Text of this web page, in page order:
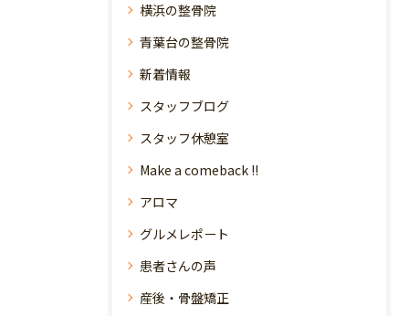
横浜の整骨院
青葉台の整骨院
新着情報
スタッフブログ
スタッフ休憩室
Make a comeback !!
アロマ
グルメレポート
患者さんの声
産後・骨盤矯正